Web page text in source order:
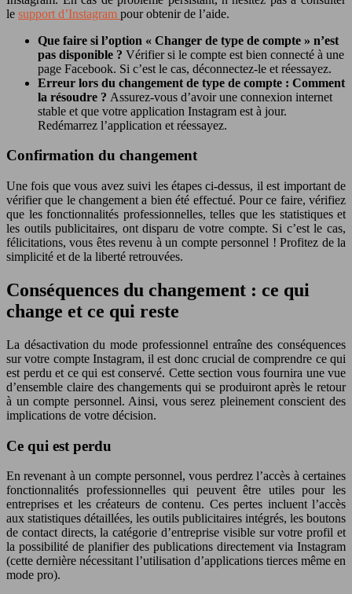
le support d’Instagram pour obtenir de l’aide.
Que faire si l’option « Changer de type de compte » n’est
pas disponible ? Vérifier si le compte est bien connecté à une
page Facebook. Si c’est le cas, déconnectez-le et réessayez.
Erreur lors du changement de type de compte : Comment
la résoudre ? Assurez-vous d’avoir une connexion internet
stable et que votre application Instagram est à jour.
Redémarrez l’application et réessayez.
Confirmation du changement
Une fois que vous avez suivi les étapes ci-dessus, il est important de
vérifier que le changement a bien été effectué. Pour ce faire, vérifiez
que les fonctionnalités professionnelles, telles que les statistiques et
les outils publicitaires, ont disparu de votre compte. Si c’est le cas,
félicitations, vous êtes revenu à un compte personnel ! Profitez de la
simplicité et de la liberté retrouvées.
Conséquences du changement : ce qui
change et ce qui reste
La désactivation du mode professionnel entraîne des conséquences
sur votre compte Instagram, il est donc crucial de comprendre ce qui
est perdu et ce qui est conservé. Cette section vous fournira une vue
d’ensemble claire des changements qui se produiront après le retour
à un compte personnel. Ainsi, vous serez pleinement conscient des
implications de votre décision.
Ce qui est perdu
En revenant à un compte personnel, vous perdrez l’accès à certaines
fonctionnalités professionnelles qui peuvent être utiles pour les
entreprises et les créateurs de contenu. Ces pertes incluent l’accès
aux statistiques détaillées, les outils publicitaires intégrés, les boutons
de contact directs, la catégorie d’entreprise visible sur votre profil et
la possibilité de planifier des publications directement via Instagram
(cette dernière nécessitant l’utilisation d’applications tierces même en
mode pro).